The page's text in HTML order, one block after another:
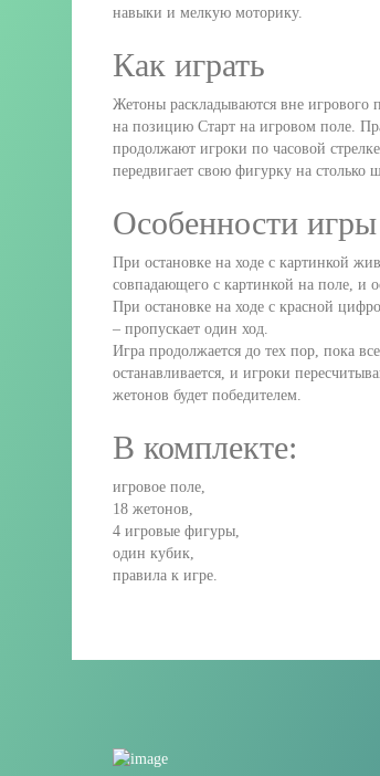
навыки и мелкую моторику.
Как играть
Жетоны раскладываются вне
на позицию Старт на игровом поле.
продолжают игроки по часовой
передвигает свою фигурку на столько
Особенности игры
При остановке на ходе с картинкой
совпадающего с картинкой на поле, и
При остановке на ходе с красной
– пропускает один ход.
Игра продолжается до тех пор, пока
останавливается, и игроки
жетонов будет победителем.
В комплекте:
игровое поле,
18 жетонов,
4 игровые фигуры,
один кубик,
правила к игре.